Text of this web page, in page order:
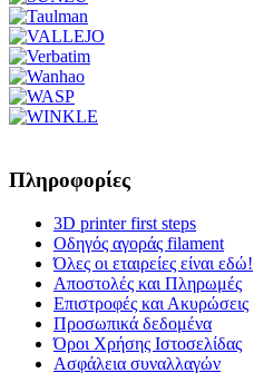
Πληροφορίες
3D printer first steps
Οδηγός αγοράς filament
Όλες οι εταιρείες είναι εδώ!
Αποστολές και Πληρωμές
Επιστροφές και Ακυρώσεις
Προσωπικά δεδομένα
Όροι Χρήσης Ιστοσελίδας
Ασφάλεια συναλλαγών